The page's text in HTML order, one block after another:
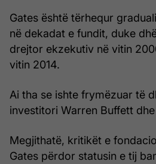
Gates është tërhequr
në dekadat e fundit, duke
drejtor ekzekutiv në vitin
vitin 2014.
Ai tha se ishte frymëzuar të
investitori Warren Buffett
Megjithatë, kritikët e
Gates përdor statusin e tij